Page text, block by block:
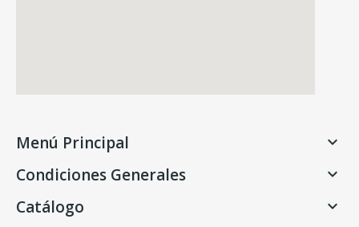
Menú Principal 
Condiciones Generales 
Catálogo 